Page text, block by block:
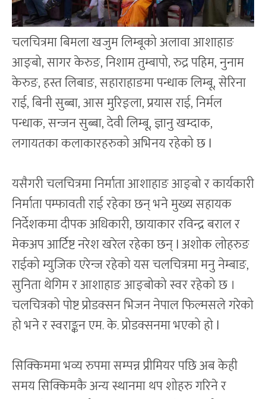
चलचित्रमा बिमला खजुम लिम्बूको अलावा आशाहाङ
आङ्बो, सागर केरुङ, निशाम तुम्बापो, रुद्र पहिम, नुनाम
केरुङ, हस्त लिबाङ, सहाराहाङमा पन्धाक लिम्बू, सेरिना
राई, बिनी सुब्बा, आस मुरिङ्ला, प्रयास राई, निर्मल
पन्धाक, सन्जन सुब्बा, देवी लिम्बू, ज्ञानु खम्दाक,
लगायतका कलाकारहरुको अभिनय रहेको छ l
यसैगरी चलचित्रमा निर्माता आशाहाङ आङ्बो र कार्यकारी
निर्माता पम्फावती राई रहेका छन् भने मुख्य सहायक
निर्देशकमा दीपक अधिकारी, छायाकार रविन्द्र बराल र
मेकअप आर्टिष्ट नरेश खरेल रहेका छन् l अशोक लोहरुङ
राईको म्युजिक एरेन्ज रहेको यस चलचित्रमा मनु नेम्बाङ,
सुनिता थेगिम र आशाहाङ आङ्बोको स्वर रहेको छ ।
चलचित्रको पोष्ट प्रोडक्सन भिजन नेपाल फिल्मसले गरेको
हो भने र स्वराङ्कन एम. के. प्रोडक्सनमा भएको हो l
सिक्किममा भव्य रुपमा सम्पन्न प्रीमियर पछि अब केही
समय सिक्किमकै अन्य स्थानमा थप शोहरु गरिने र